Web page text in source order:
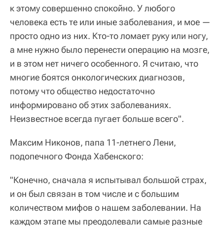
к этому совершенно спокойно. У любого
человека есть те или иные заболевания, и мое —
просто одно из них. Кто-то ломает руку или ногу,
а мне нужно было перенести операцию на мозге,
и в этом нет ничего особенного. Я считаю, что
многие боятся онкологических диагнозов,
потому что общество недостаточно
информировано об этих заболеваниях.
Неизвестное всегда пугает больше всего".
Максим Никонов, папа 11-летнего Лени,
подопечного Фонда Хабенского:
"Конечно, сначала я испытывал большой страх,
и он был связан в том числе и с большим
количеством мифов о нашем заболевании. На
каждом этапе мы преодолевали самые разные